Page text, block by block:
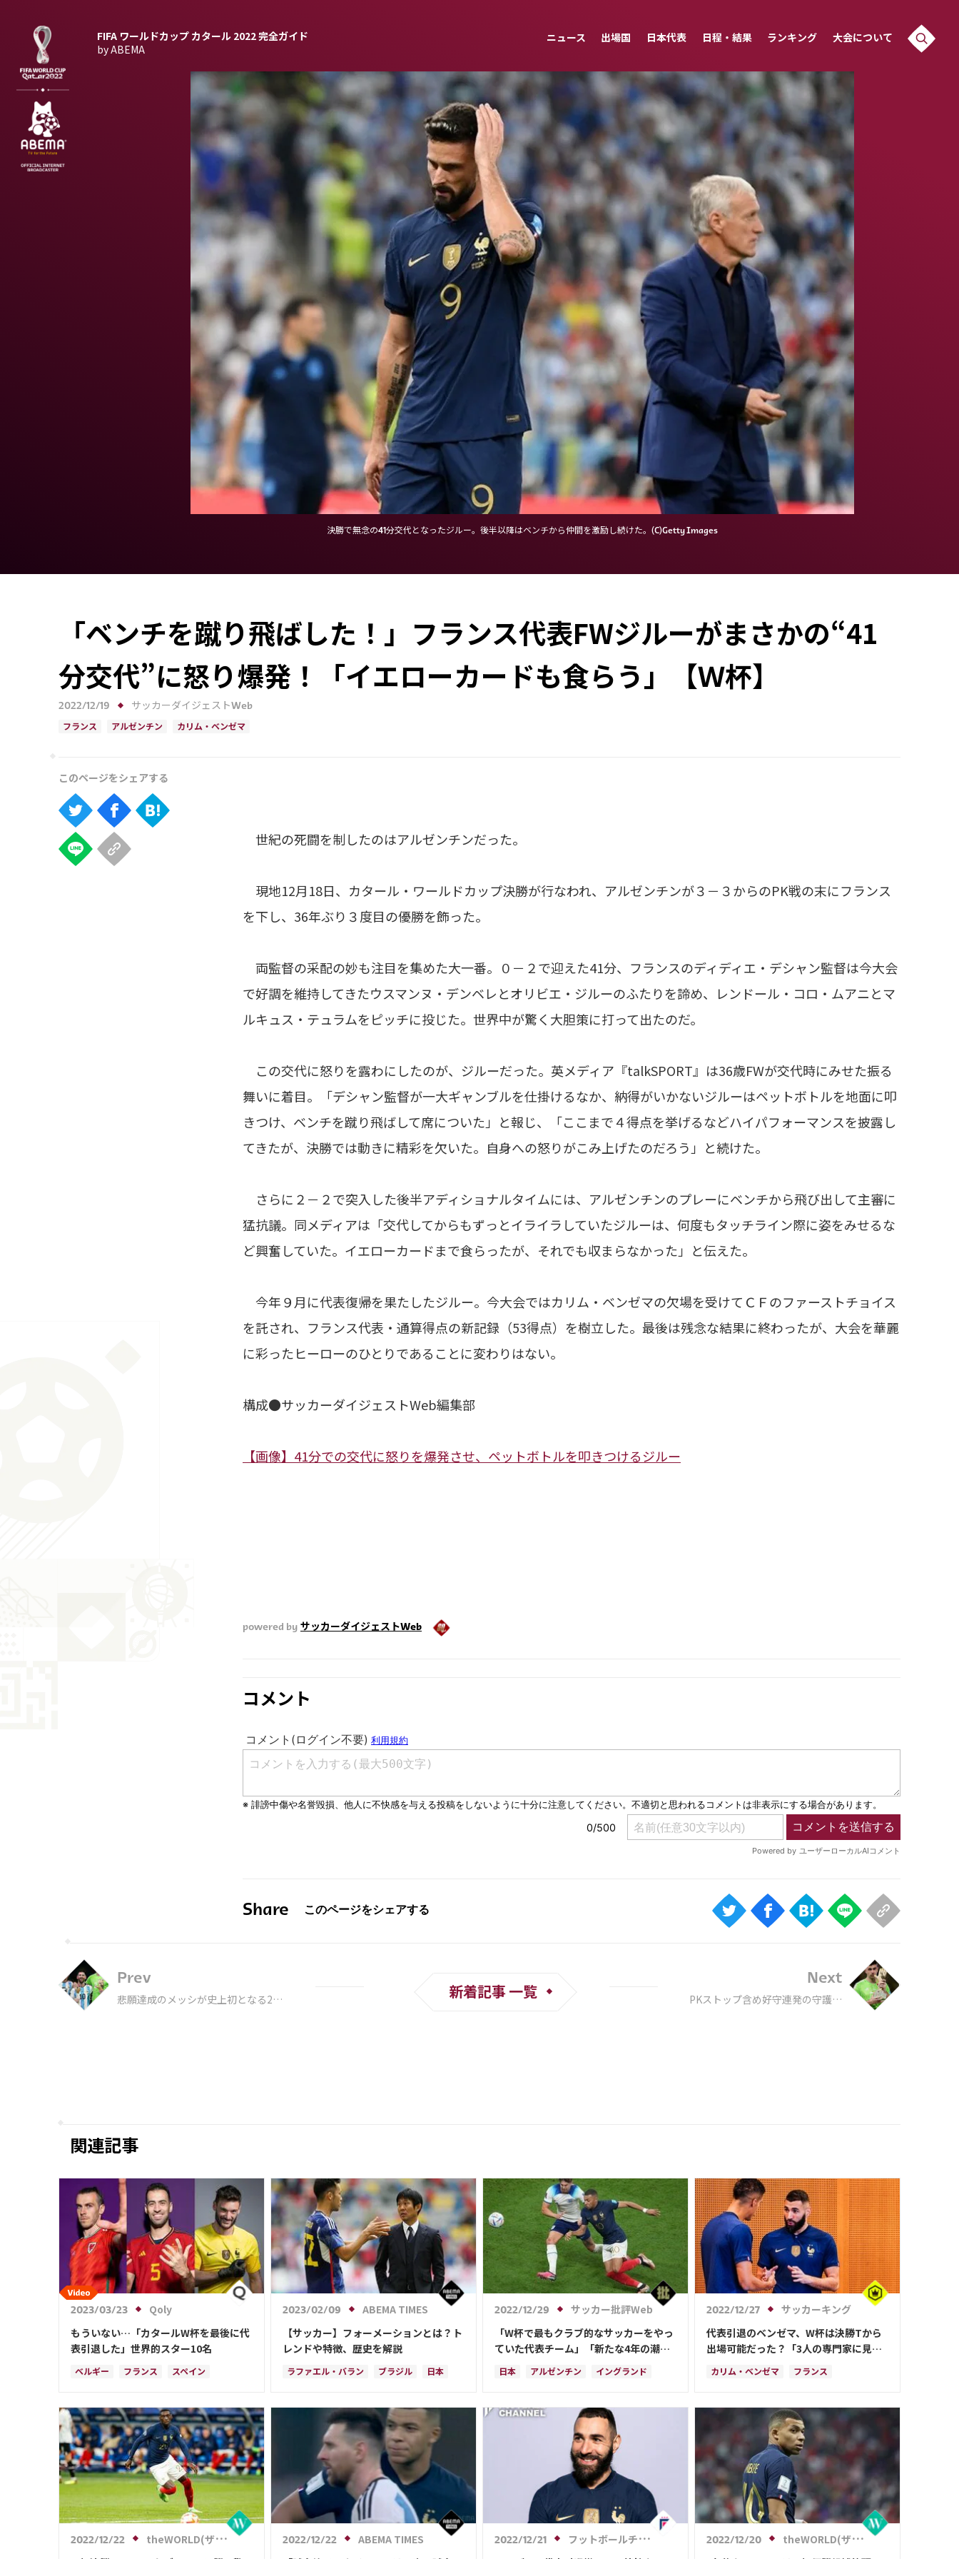
FIFA ワールドカップ カタール 2022完全ガイド
by ABEMA
ニュース 出場国 日本代表 日程・結果 ランキング 大会について
決勝で無念の41分交代となったジルー。後半以降はベンチから仲間を激励し続けた。(C)Getty Images
「ベンチを蹴り飛ばした！」フランス代表FWジルーがまさかの“41
分交代”に怒り爆発！「イエローカードも食らう」【Ｗ杯】
2022/12/19 サッカーダイジェストWeb
フランス アルゼンチン カリム・ベンゼマ
世紀の死闘を制したのはアルゼンチンだった。
現地12月18日、カタール・ワールドカップ決勝が行なわれ、アルゼンチンが３－３からのPK戦の末にフランス
を下し、36年ぶり３度目の優勝を飾った。
両監督の采配の妙も注目を集めた大一番。０－２で迎えた41分、フランスのディディエ・デシャン監督は今大会
で好調を維持してきたウスマンヌ・デンベレとオリビエ・ジルーのふたりを諦め、レンドール・コロ・ムアニとマ
ルキュス・テュラムをピッチに投じた。世界中が驚く大胆策に打って出たのだ。
この交代に怒りを露わにしたのが、ジルーだった。英メディア『talkSPORT』は36歳FWが交代時にみせた振る
舞いに着目。「デシャン監督が一大ギャンブルを仕掛けるなか、納得がいかないジルーはペットボトルを地面に叩
きつけ、ベンチを蹴り飛ばして席についた」と報じ、「ここまで４得点を挙げるなどハイパフォーマンスを披露し
てきたが、決勝では動きに精彩を欠いた。自身への怒りがこみ上げたのだろう」と続けた。
さらに２－２で突入した後半アディショナルタイムには、アルゼンチンのプレーにベンチから飛び出して主審に
猛抗議。同メディアは「交代してからもずっとイライラしていたジルーは、何度もタッチライン際に姿をみせるな
ど興奮していた。イエローカードまで食らったが、それでも収まらなかった」と伝えた。
今年９月に代表復帰を果たしたジルー。今大会ではカリム・ベンゼマの欠場を受けてＣＦのファーストチョイス
を託され、フランス代表・通算得点の新記録（53得点）を樹立した。最後は残念な結果に終わったが、大会を華麗
に彩ったヒーローのひとりであることに変わりはない。
構成●サッカーダイジェストWeb編集部
【画像】41分での交代に怒りを爆発させ、ペットボトルを叩きつけるジルー
powered by サッカーダイジェストWeb
コメント
Share
Prev
悲願達成のメッシが史上初となる2度
新着記事 一覧
Next
PKストップ含め好守連発の守護神
関連記事
2023/03/23
Qoly
もういない…「カタールW杯を最後に代
表引退した」世界的スター10名
ベルギー フランス スペイン
カメルーン コスタリカ
セルヒオ・ブスケツ アルゼンチン
日本 ウェールズ 吉田 麻也 田中 碧
ガレス・ベイル
2023/02/09
ABEMA TIMES
【サッカー】フォーメーションとは？ト
レンドや特徴、歴史を解説
ラファエル・バラン ブラジル 日本
クロアチア スイス
ポーランド アルゼンチン
ウルグアイ メキシコ ウェールズ
コスタリカ 日本代表
カリム・ベンゼマ
2022/12/29
サッカー批評Web
「W杯で最もクラブ的なサッカーをやっ
ていた代表チーム」「新たな4年の潮流
をつくるのはCL」【日本サッカー2023
年「W杯ドーハの歓喜超え」への激論】
日本 アルゼンチン イングランド
日本代表 キリアン・ムバッペ
クロアチア ブラジル
エンゴロ・カンテ
2022/12/27
サッカーキング
代表引退のベンゼマ、W杯は決勝Tから
出場可能だった？「3人の専門家に見て
もらい…」
カリム・ベンゼマ フランス
アントワーヌ・グリーズマン
2022/12/22
theWORLD(ザ・ワールドWeb)
2022/12/22
ABEMA TIMES
2022/12/21
フットボールチャンネル
2022/12/20
theWORLD(ザ・ワールドWeb)